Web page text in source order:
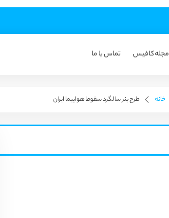
مجله کافیس تماس با ما
خانه طرح بنر سالگرد سقوط هواپیما ایران